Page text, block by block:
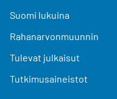
Suomi lukuina
Rahanarvonmuunnin
Tulevat julkaisut
Tutkimusaineistot